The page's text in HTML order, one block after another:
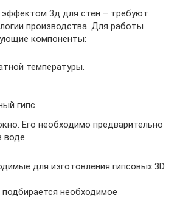
эффектом 3д для стен – требуют
производства. Для работы
компоненты:
температуры.
гипс.
Его необходимо предварительно
воде.
для изготовления гипсовых 3D
необходимое